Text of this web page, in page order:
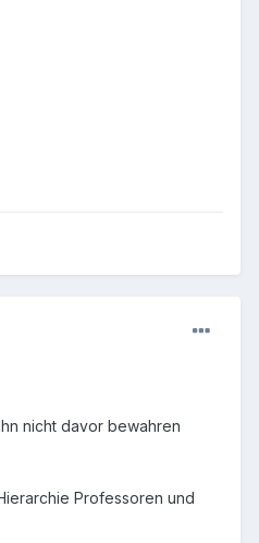
nicht davor bewahren
Professoren und